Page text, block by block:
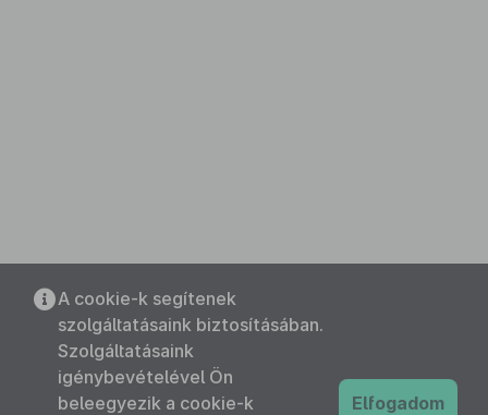
A cookie-k segítenek
szolgáltatásaink biztosításában.
Szolgáltatásaink
igénybevételével Ön
beleegyezik a cookie-k
Elfogadom